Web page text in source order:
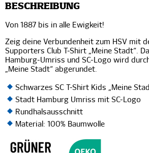
BESCHREIBUNG
Von 1887 bis in alle Ewigkeit!
Zeig deine Verbundenheit zum HSV mit
Supporters Club T-Shirt „Meine Stadt“.
Hamburg-Umriss und SC-Logo wird
„Meine Stadt“ abgerundet.
Schwarzes SC T-Shirt Kids „Meine
Stadt Hamburg Umriss mit SC-Logo
Rundhalsausschnitt
Material: 100% Baumwolle